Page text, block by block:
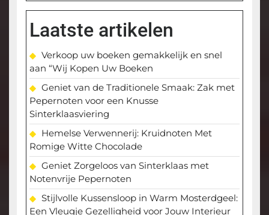
Laatste artikelen
Verkoop uw boeken gemakkelijk en snel
aan “Wij Kopen Uw Boeken
Geniet van de Traditionele Smaak: Zak met
Pepernoten voor een Knusse
Sinterklaasviering
Hemelse Verwennerij: Kruidnoten Met
Romige Witte Chocolade
Geniet Zorgeloos van Sinterklaas met
Notenvrije Pepernoten
Stijlvolle Kussensloop in Warm Mosterdgeel:
Een Vleugje Gezelligheid voor Jouw Interieur